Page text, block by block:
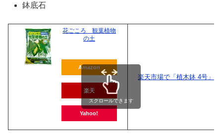
鉢底石
花ごころ 観葉植物
の土
Amazon
楽天
Yahoo!
楽天市場で「植木鉢 4号」を
スクロールできます